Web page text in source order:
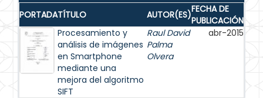
PORTADATÍTULO AUTOR(ES)FECHA DE
PUBLICACIÓN
Procesamiento y
análisis de imágenes
en Smartphone
mediante una
mejora del algoritmo
SIFT
Raul David
Palma
Olvera
abr-2015